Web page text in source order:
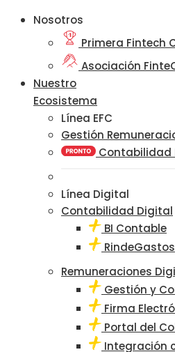
Nosotros
Primera Fintech
Asociación
Nuestro
Ecosistema
Línea EFC
Gestión
Contabilidad
Línea Digital
Contabilidad Digital
BI Contable
RindeGastos
Remuneraciones
Gestión y
Firma
Portal del
Integración